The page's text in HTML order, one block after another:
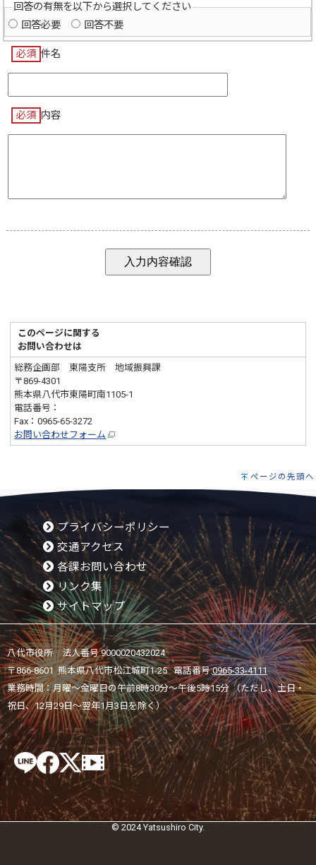
回答の有無を以下から選択してください
回答必要
回答不要
必須 件名
必須 内容
このページに関する
お問い合わせは
総務企画部 東陽支所 地域振興課
〒869-4301
熊本県八代市東陽町南1105-1
電話番号：
Fax：0965-65-3272
お問い合わせフォーム
ページの先頭へ
プライバシーポリシー
交通アクセス
各課お問い合わせ
リンク集
サイトマップ
八代市役所 法人番号 9000020432024
〒866-8601 熊本県八代市松江城町1-25 電話番号:0965-33-4111
業務時間：月曜～金曜日の午前8時30分～午後5時15分 （ただし、土日・
祝日、12月29日～翌年1月3日を除く）
© 2024 Yatsushiro City.